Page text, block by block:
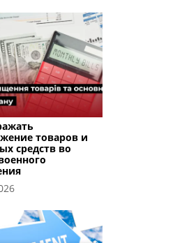
товаров и
средств во